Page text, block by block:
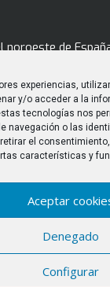
experiencias,
y/o acceder a la
tecnologías nos
navegación o las
el
características y
Aceptar
Denegado
Configurar
noroeste de
cuadrados de
más que una
a la luz gran parte
parte de sus
solar total del
los Templarios